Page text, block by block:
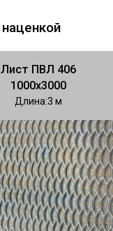
Лист ПВЛ 406
1000х3000
Длина 3